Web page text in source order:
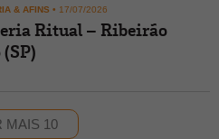
& AFINS • 17/07/2026
Ritual – Ribeirão
MAIS 10